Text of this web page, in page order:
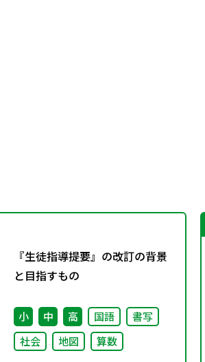
『生徒指導提要』の改訂の背景
と目指すもの
小 中 高 国語
書写
社会
地図 算数